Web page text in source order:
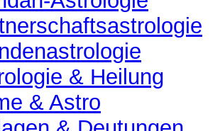
& Heilung
& Astro